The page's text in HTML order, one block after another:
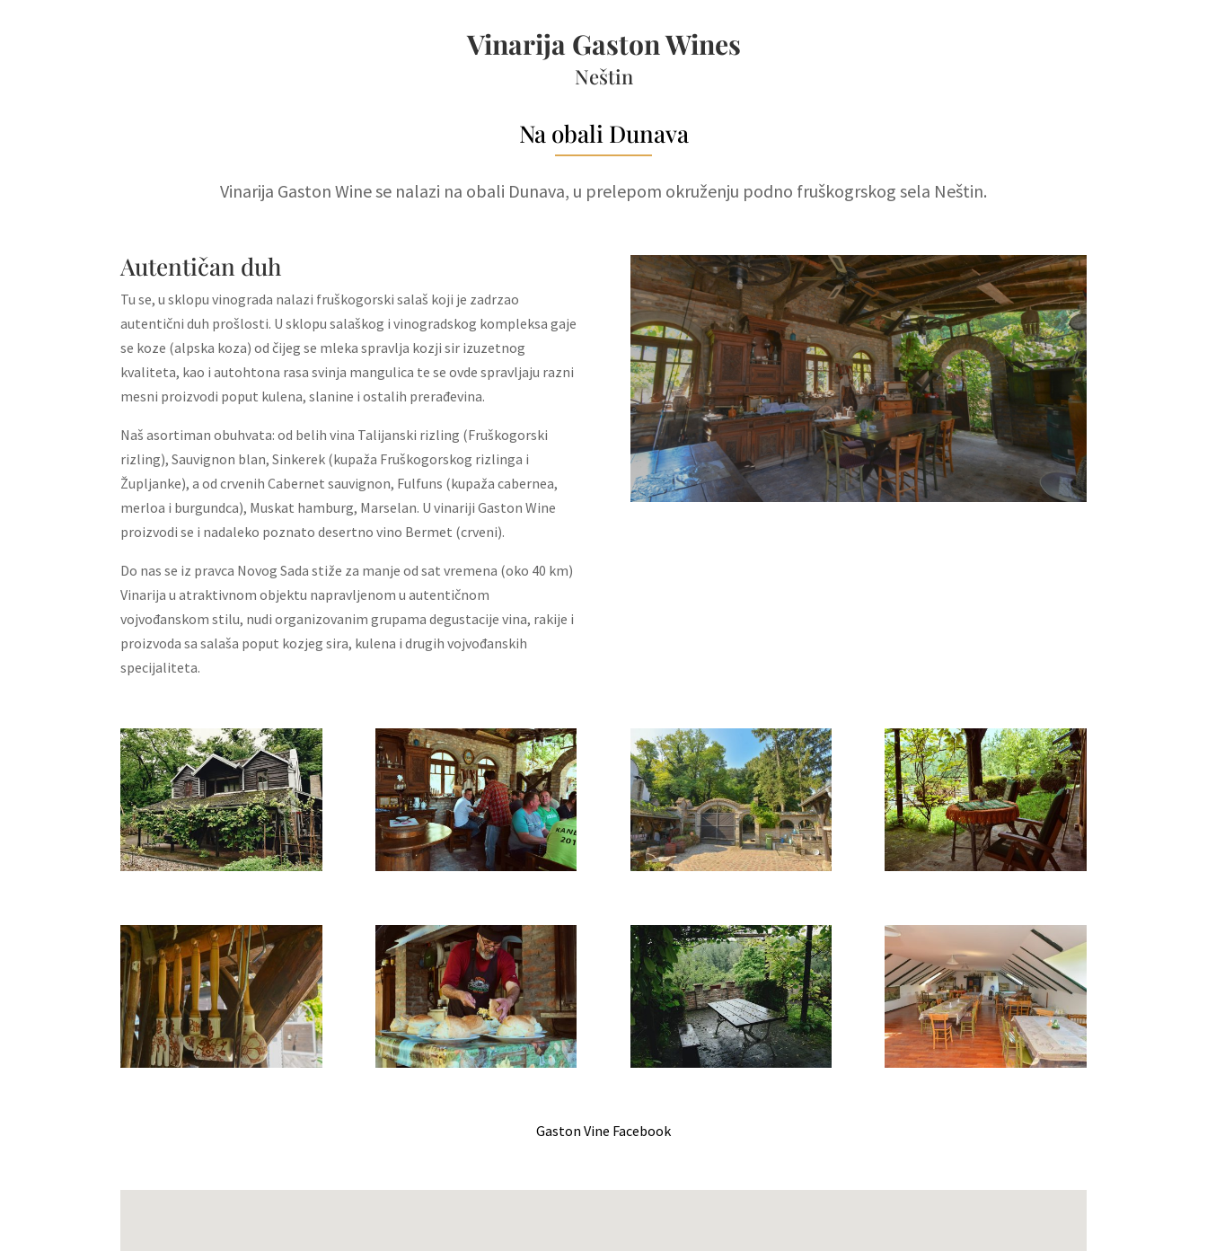
Vinarija Gaston Wines
Neštin
Na obali Dunava
Vinarija Gaston Wine se nalazi na obali Dunava, u prelepom okruženju podno fruškogrskog sela Neštin.
Autentičan duh
Tu se, u sklopu vinograda nalazi fruškogorski salaš koji je zadrzao
autentični duh prošlosti. U sklopu salaškog i vinogradskog kompleksa gaje
se koze (alpska koza) od čijeg se mleka spravlja kozji sir izuzetnog
kvaliteta, kao i autohtona rasa svinja mangulica te se ovde spravljaju razni
mesni proizvodi poput kulena, slanine i ostalih prerađevina.
Naš asortiman obuhvata: od belih vina Talijanski rizling (Fruškogorski
rizling), Sauvignon blan, Sinkerek (kupaža Fruškogorskog rizlinga i
Župljanke), a od crvenih Cabernet sauvignon, Fulfuns (kupaža cabernea,
merloa i burgundca), Muskat hamburg, Marselan. U vinariji Gaston Wine
proizvodi se i nadaleko poznato desertno vino Bermet (crveni).
Do nas se iz pravca Novog Sada stiže za manje od sat vremena (oko 40 km)
Vinarija u atraktivnom objektu napravljenom u autentičnom
vojvođanskom stilu, nudi organizovanim grupama degustacije vina, rakije i
proizvoda sa salaša poput kozjeg sira, kulena i drugih vojvođanskih
specijaliteta.
Gaston Vine Facebook